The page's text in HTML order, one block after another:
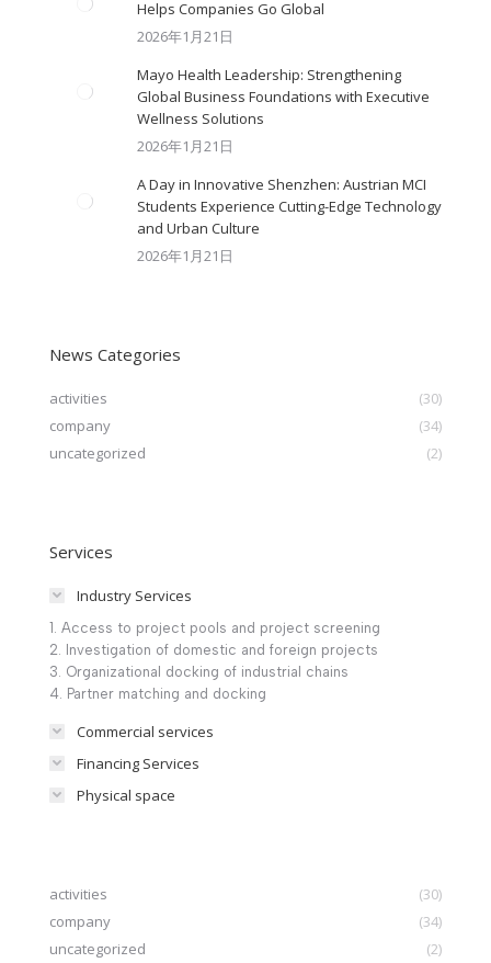
Helps Companies Go Global
2026年1月21日
Mayo Health Leadership: Strengthening
Global Business Foundations with Executive
Wellness Solutions
2026年1月21日
A Day in Innovative Shenzhen: Austrian MCI
Students Experience Cutting-Edge Technology
and Urban Culture​
2026年1月21日
News Categories
activities
(30)
company
(34)
uncategorized
(2)
Services
Industry Services
1. Access to project pools and project screening
2. Investigation of domestic and foreign projects
3. Organizational docking of industrial chains
4. Partner matching and docking
Commercial services
Financing Services
Physical space
activities
(30)
company
(34)
uncategorized
(2)